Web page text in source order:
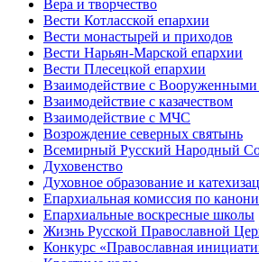
Вера и творчество
Вести Котласской епархии
Вести монастырей и приходов
Вести Нарьян-Марской епархии
Вести Плесецкой епархии
Взаимодействие с
Взаимодействие с казачеством
Взаимодействие с МЧС
Возрождение северных святынь
Всемирный Русский Народный
Духовенство
Духовное образование и
Епархиальная комиссия по
Епархиальные воскресные школы
Жизнь Русской Православной
Конкурс «Православная